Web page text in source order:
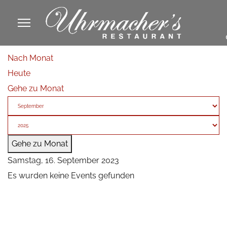
Nach Monat
Heute
Gehe zu Monat
Gehe zu Monat
Samstag, 16. September 2023
Es wurden keine Events gefunden